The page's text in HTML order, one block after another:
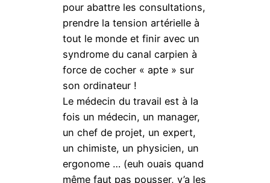
pour abattre les consultations,
prendre la tension artérielle à
tout le monde et finir avec un
syndrome du canal carpien à
force de cocher « apte » sur
son ordinateur !
Le médecin du travail est à la
fois un médecin, un manager,
un chef de projet, un expert,
un chimiste, un physicien, un
ergonome … (euh ouais quand
même faut pas pousser, y’a les